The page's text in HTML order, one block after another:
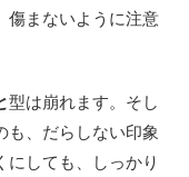
傷まないように注意
型は崩れます。そし
も、だらしない印象
にしても、しっかり